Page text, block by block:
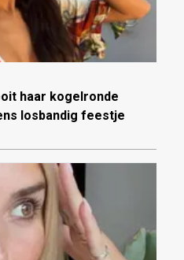
haar kogelronde
losbandig feestje